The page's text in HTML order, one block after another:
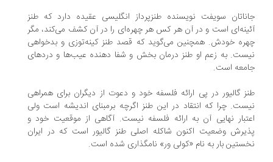
سويفت نويسنده طنزپرداز انگليسی عقيده دارد كه طنز
است و در آن هر کس هر چهره‌ای را در آن کشف می‌کند، مگر
خودش. همچنين می‌گوید كه قصد طنز کينه‌توزی و بدخواهی
به زعم او طنز درمان بخش و شفا دهنده عیب‌ها و دردهای
است.
گالیور در پی ارائه فلسفه خود و دعوت از ديگران برای همراهی
چرا كه انتقاد در این طنز اگرچه برمبنای انديشه است ولی
نهایی آن به ارائه فلسفه نیست. آگاهی از موقعیت خود و
وضعیت اکنون شاكله اصلی طنز گالیور است که در ایران
بار به نام «کولی ور» نامگذاری شده است.